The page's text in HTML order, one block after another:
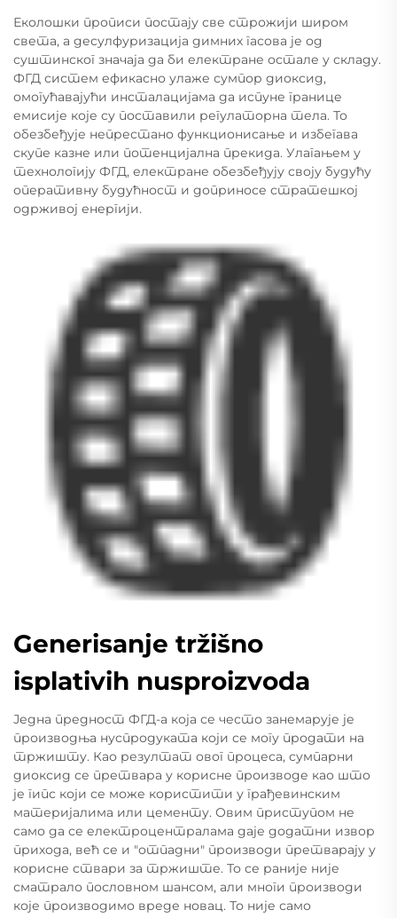
Еколошки прописи постају све строжији широм
света, а десулфуризација димних гасова је од
суштинског значаја да би електране остале у складу.
ФГД систем ефикасно улаже сумпор диоксид,
омогућавајући инсталацијама да испуне границе
емисије које су поставили регулаторна тела. То
обезбеђује непрестано функционисање и избегава
скупе казне или потенцијална прекида. Улагањем у
технологију ФГД, електране обезбеђују своју будућу
оперативну будућност и доприносе стратешкој
одрживој енергији.
Generisanje tržišno
isplativih nusproizvoda
Једна предност ФГД-а која се често занемарује је
производња нуспродуката који се могу продати на
тржишту. Као резултат овог процеса, сумпарни
диоксид се претвара у корисне производе као што
је гипс који се може користити у грађевинским
материјалима или цементу. Овим приступом не
само да се електроцентралама даје додатни извор
прихода, већ се и "отпадни" производи претварају у
корисне ствари за тржиште. То се раније није
сматрало пословном шансом, али многи производи
које производимо вреде новац. То није само